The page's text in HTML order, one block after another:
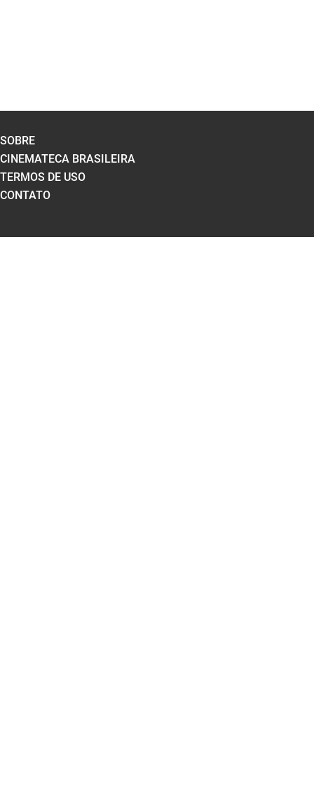
SOBRE
CINEMATECA BRASILEIRA
TERMOS DE USO
CONTATO